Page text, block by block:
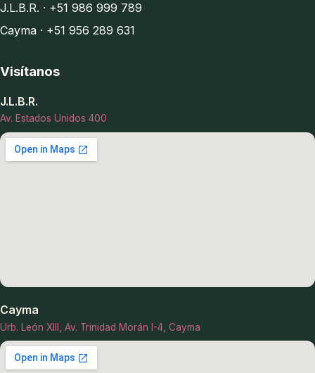
J.L.B.R. · +51 986 999 789
Cayma · +51 956 289 631
Visítanos
J.L.B.R.
Av. Estados Unidos 400
Cayma
Urb. León XIII, Av. Trinidad Morán I-4, Cayma